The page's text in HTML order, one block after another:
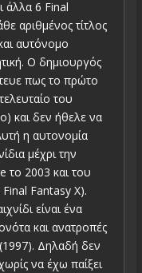
άλλα 6 Final
αριθμένος τίτλος
αυτόνομο
Ο δημιουργός
πως το πρώτο
του
και δεν ήθελε να
η αυτονομία
μέχρι την
το 2003 και του
Fantasy X).
είναι ένα
και ανατροπές
Δηλαδή δεν
να έχω παίξει